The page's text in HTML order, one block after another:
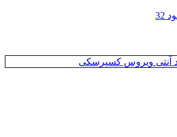
آنتی ویروس کسپرسکی